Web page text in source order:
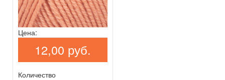
Цена:
12,00 руб.
Количество